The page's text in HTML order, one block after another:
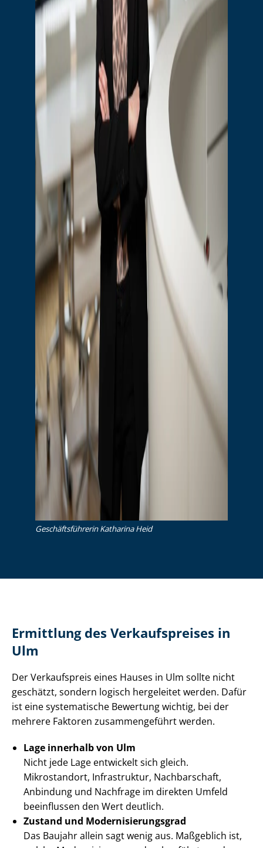
Ge­schäfts­füh­re­rin Katharina Heid
Ermittlung des Verkaufspreises in
Ulm
Der Verkaufspreis eines Hauses in Ulm sollte nicht
geschätzt, sondern logisch hergeleitet werden. Dafür
ist eine systematische Bewertung wichtig, bei der
mehrere Faktoren zusammengeführt werden.
Lage innerhalb von Ulm
Nicht jede Lage entwickelt sich gleich.
Mikrostandort, Infrastruktur, Nachbarschaft,
Anbindung und Nachfrage im direkten Umfeld
beeinflussen den Wert deutlich.
Zustand und Mo­der­ni­sie­rungs­grad
Das Baujahr allein sagt wenig aus. Maßgeblich ist,